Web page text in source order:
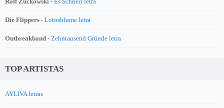
Die Flippers - Lotosblume letra
Outbreakband - Zehntausend Gründe letra
TOP ARTISTAS
AYLIVA letras